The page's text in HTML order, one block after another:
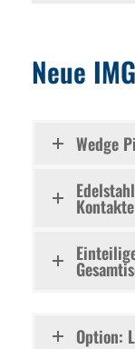
Neue
Wedge
Kontakte
Option: